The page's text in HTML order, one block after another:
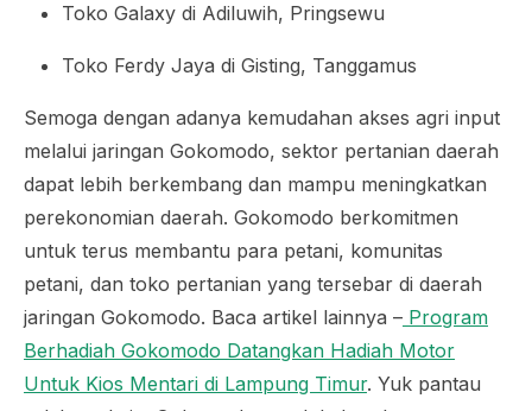
Toko Galaxy di Adiluwih, Pringsewu
Toko Ferdy Jaya di Gisting, Tanggamus
Semoga dengan adanya kemudahan akses agri input
melalui jaringan Gokomodo, sektor pertanian daerah
dapat lebih berkembang dan mampu meningkatkan
perekonomian daerah. Gokomodo berkomitmen
untuk terus membantu para petani, komunitas
petani, dan toko pertanian yang tersebar di daerah
jaringan Gokomodo. Baca artikel lainnya – Program
Berhadiah Gokomodo Datangkan Hadiah Motor
Untuk Kios Mentari di Lampung Timur. Yuk pantau